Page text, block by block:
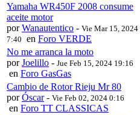
Yamaha WR450F 2008 consume
aceite motor
porWanautentico - Vie Mar 15, 2024
7:40 en Foro VERDE
No me arranca la moto
porJoelillo - Jue Feb 15, 2024 19:16
en Foro GasGas
Cambio de Rotor Rieju Mr 80
porÓscar- Vie Feb 02, 2024 0:16
en Foro TT CLASSICAS